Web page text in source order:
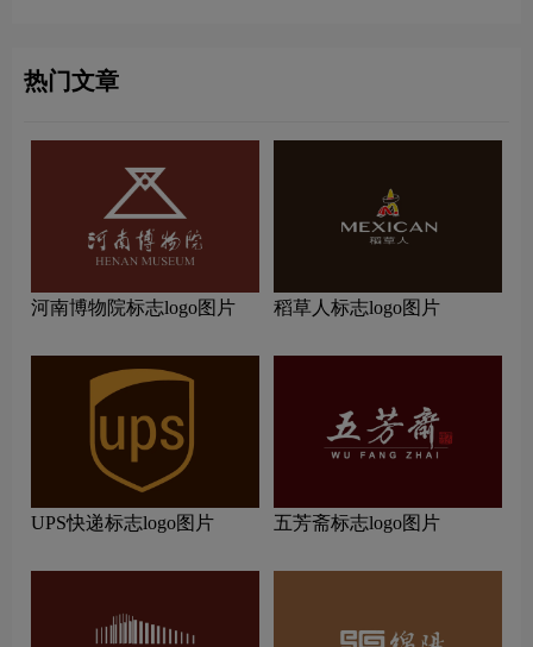
热门文章
河南博物院标志logo图片 稻草人标志logo图片
UPS快递标志logo图片 五芳斋标志logo图片